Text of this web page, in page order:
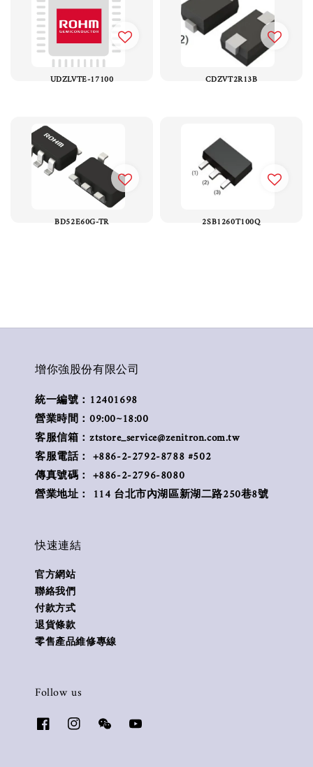
UDZLVTE-17100 CDZVT2R13B
BD52E60G-TR 2SB1260T100Q
增你強股份有限公司
統一編號：12401698
營業時間：09:00~18:00
客服信箱：ztstore_service@zenitron.com.tw
客服電話： +886-2-2792-8788 #502
傳真號碼： +886-2-2796-8080
營業地址： 114 台北市內湖區新湖二路250巷8號
快速連結
官方網站
聯絡我們
付款方式
退貨條款
零售產品維修專線
Follow us